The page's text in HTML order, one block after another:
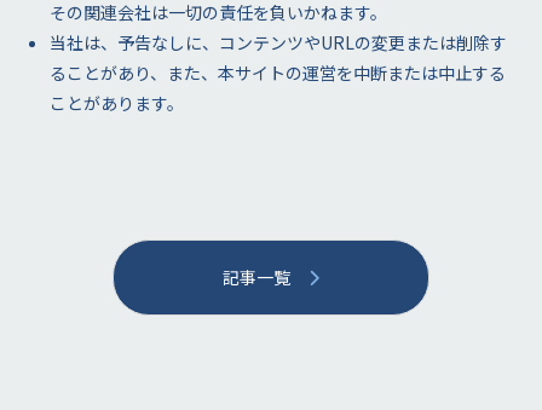
その関連会社は一切の責任を負いかねます。
当社は、予告なしに、コンテンツやURLの変更または削除す
ることがあり、また、本サイトの運営を中断または中止する
ことがあります。
記事一覧